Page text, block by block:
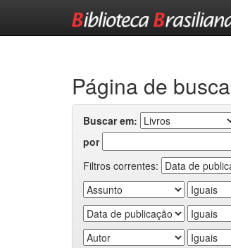
Página de busca
Buscar em:
por
Filtros correntes: